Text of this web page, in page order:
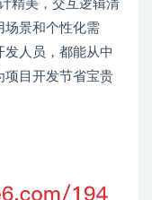
精美，交互逻辑清
场景和个性化需
人员，都能从中
项目开发节省宝贵